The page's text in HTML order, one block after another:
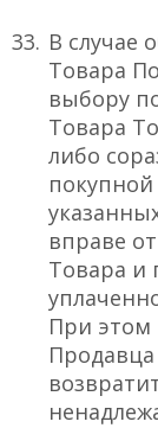
В случае
Товара
выбору
Товара
либо
вправе
Товара и
При этом
Продавца